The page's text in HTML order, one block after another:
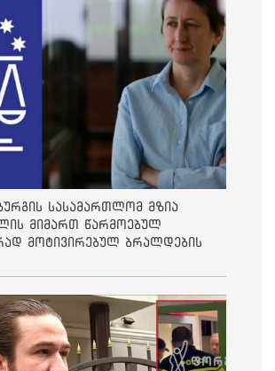
სასამართლომ მზია
მიმართ წარმოებულ
მოტივირებულ ბრალდების